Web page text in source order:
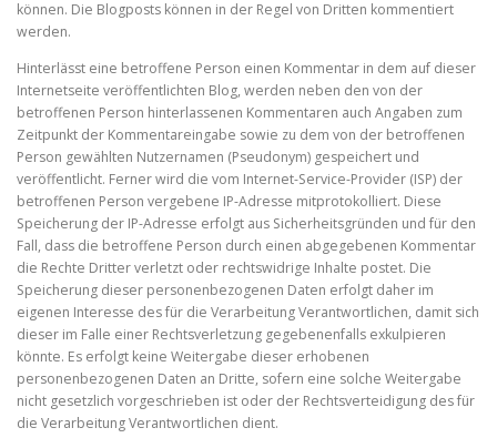
können. Die Blogposts können in der Regel von Dritten kommentiert
werden.
Hinterlässt eine betroffene Person einen Kommentar in dem auf dieser
Internetseite veröffentlichten Blog, werden neben den von der
betroffenen Person hinterlassenen Kommentaren auch Angaben zum
Zeitpunkt der Kommentareingabe sowie zu dem von der betroffenen
Person gewählten Nutzernamen (Pseudonym) gespeichert und
veröffentlicht. Ferner wird die vom Internet-Service-Provider (ISP) der
betroffenen Person vergebene IP-Adresse mitprotokolliert. Diese
Speicherung der IP-Adresse erfolgt aus Sicherheitsgründen und für den
Fall, dass die betroffene Person durch einen abgegebenen Kommentar
die Rechte Dritter verletzt oder rechtswidrige Inhalte postet. Die
Speicherung dieser personenbezogenen Daten erfolgt daher im
eigenen Interesse des für die Verarbeitung Verantwortlichen, damit sich
dieser im Falle einer Rechtsverletzung gegebenenfalls exkulpieren
könnte. Es erfolgt keine Weitergabe dieser erhobenen
personenbezogenen Daten an Dritte, sofern eine solche Weitergabe
nicht gesetzlich vorgeschrieben ist oder der Rechtsverteidigung des für
die Verarbeitung Verantwortlichen dient.